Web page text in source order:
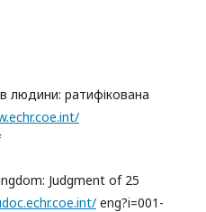
людини: ратифікована
Judgment of 25
eng?i=001-